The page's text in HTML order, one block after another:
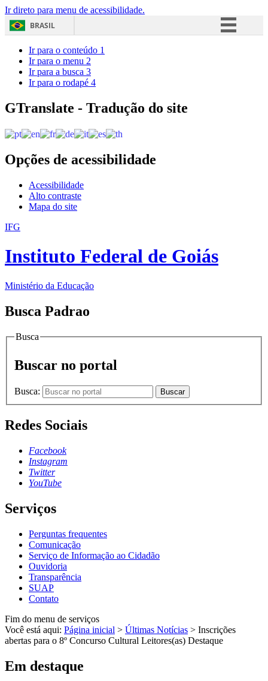
Ir direto para menu de acessibilidade.
BRASIL
Acesso à informação
Ir para o conteúdo 1
Ir para o menu 2
Ir para a busca 3
Ir para o rodapé 4
GTranslate - Tradução do site
Opções de acessibilidade
Acessibilidade
Alto contraste
Mapa do site
IFG
Instituto Federal de Goiás
Ministério da Educação
Busca Padrao
Busca
Buscar no portal
Busca: Buscar
Redes Sociais
Facebook
Instagram
Twitter
YouTube
Serviços
Perguntas frequentes
Comunicação
Serviço de Informação ao Cidadão
Ouvidoria
Transparência
SUAP
Contato
Fim do menu de serviços
Você está aqui: Página inicial > Últimas Notícias > Inscrições
abertas para o 8º Concurso Cultural Leitores(as) Destaque
Em destaque